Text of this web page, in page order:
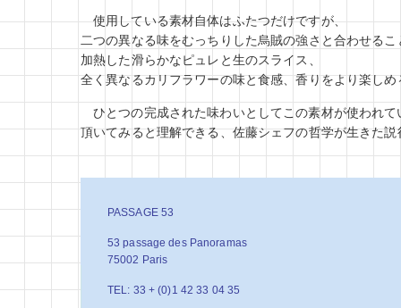
使用している素材自体はふたつだけですが、
二つの異なる味をむっちりした烏賊の強さと合わせるこ
加熱した滑らかなピュレと生のスライス、
全く異なるカリフラワーの味と食感、香りをより楽しめ
ひとつの完成された味わいとしてこの素材が使われて
頂いてみると理解できる、佐藤シェフの哲学が生きた
PASSAGE 53
53 passage des Panoramas
75002 Paris
TEL: 33 + (0)1 42 33 04 35